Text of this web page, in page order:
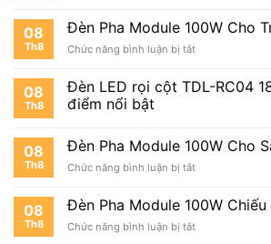
Khuôn
Pha
Module
100W
Nhà
08
Th8
Đèn Pha Module 100W Cho
Chức năng bình luận bị tắtở
Pha
Module
Trang
08
Th8
Đèn LED rọi cột TDL-RC04
điểm nổi bật
08
Th8
Đèn Pha Module 100W Cho
Chức năng bình luận bị tắtở
Pha
Module
100W
08
Th8
Đèn Pha Module 100W Chiếu
Chức năng bình luận bị tắtở